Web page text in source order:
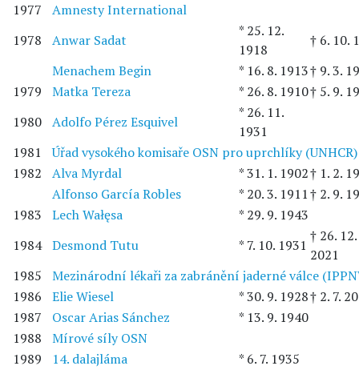
1977
Amnesty International
1978
Anwar Sadat
* 25. 12.
1918
† 6. 10.
Menachem Begin
* 16. 8. 1913† 9. 3.
1979
Matka Tereza * 26. 8. 1910† 5. 9.
1980 Adolfo Pérez Esquivel
* 26. 11.
1931
1981
Úřad vysokého komisaře OSN pro uprchlíky (UNHCR)
1982
Alva Myrdal * 31. 1. 1902† 1. 2.
Alfonso García Robles
* 20. 3. 1911† 2. 9.
1983
Lech Wałęsa
* 29. 9. 1943
1984 Desmond Tutu * 7. 10. 1931
† 26. 12.
2021
1985
Mezinárodní lékaři za zabránění jaderné válce
1986
Elie Wiesel * 30. 9. 1928† 2. 7.
1987
Oscar Arias Sánchez
* 13. 9. 1940
1988
Mírové síly OSN
1989
14. dalajláma
* 6. 7. 1935